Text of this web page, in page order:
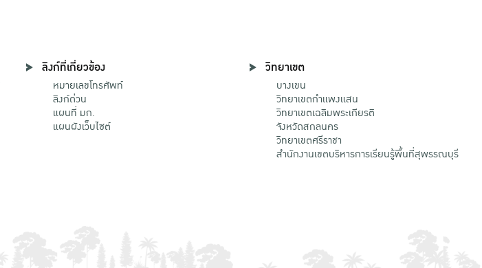
ลิงก์ที่เกี่ยวข้อง
หมายเลขโทรศัพท์
ลิงก์ด่วน
แผนที่ มก.
แผนผังเว็บไซต์
วิทยาเขต
บางเขน
วิทยาเขตกําแพงแสน
วิทยาเขตเฉลิมพระเกียรติ
จังหวัดสกลนคร
วิทยาเขตศรีราชา
สำนักงานเขตบริหารการเรียนรู้พื้นที่สุพรรณบุรี